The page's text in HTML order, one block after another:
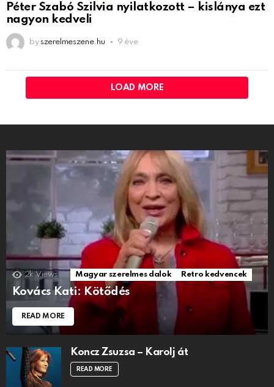
Péter Szabó Szilvia nyilatkozott – kislánya ezt
nagyon kedveli
by szerelmeszene.hu 9 éve
LOAD MORE
2k Views Magyar szerelmes dalok Retro kedvencek
Kovács Kati: Kötődés
READ MORE
Koncz Zsuzsa – Karolj át
READ MORE